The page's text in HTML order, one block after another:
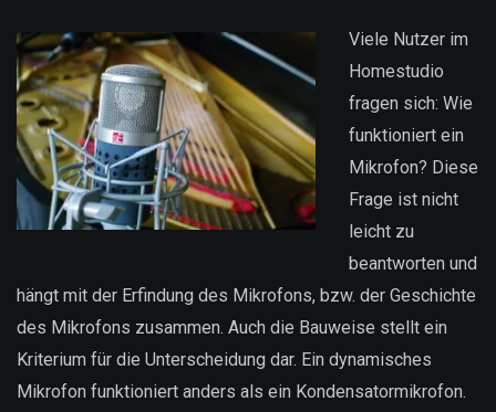
Viele Nutzer im
Homestudio
fragen sich: Wie
funktioniert ein
Mikrofon? Diese
Frage ist nicht
leicht zu
beantworten und
hängt mit der Erfindung des Mikrofons, bzw. der Geschichte
des Mikrofons zusammen. Auch die Bauweise stellt ein
Kriterium für die Unterscheidung dar. Ein dynamisches
Mikrofon funktioniert anders als ein Kondensatormikrofon.